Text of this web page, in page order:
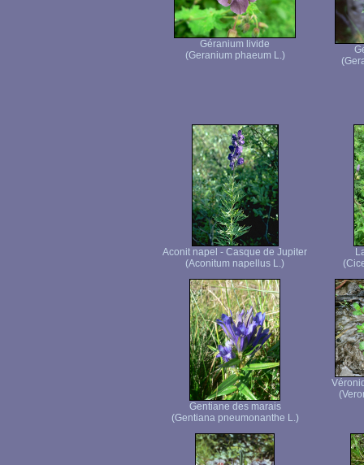
Géranium livide
(Geranium phaeum L.)
Aconit napel - Casque de Jupiter
(Aconitum napellus L.)
Gentiane des marais
(Gentiana pneumonanthe L.)